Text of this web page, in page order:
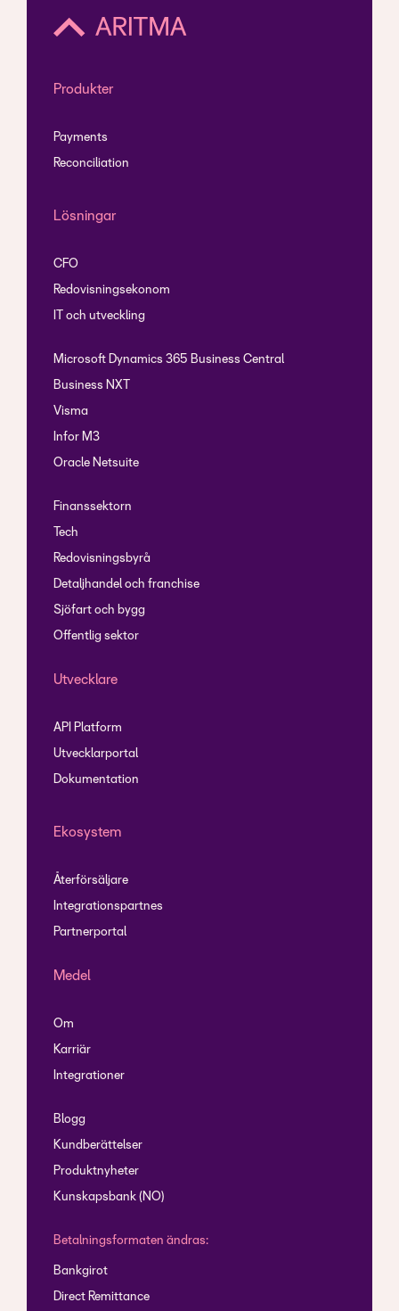
Produkter
Payments
Reconciliation
Lösningar
CFO
Redovisningsekonom
IT och utveckling
Microsoft Dynamics 365 Business Central
Business NXT
Visma
Infor M3
Oracle Netsuite
Finanssektorn
Tech
Redovisningsbyrå
Detaljhandel och franchise
Sjöfart och bygg
Offentlig sektor
Utvecklare
API Platform
Utvecklarportal
Dokumentation
Ekosystem
Återförsäljare
Integrationspartnes
Partnerportal
Medel
Om
Karriär
Integrationer
Blogg
Kundberättelser
Produktnyheter
Kunskapsbank (NO)
Betalningsformaten ändras:
Bankgirot
Direct Remittance